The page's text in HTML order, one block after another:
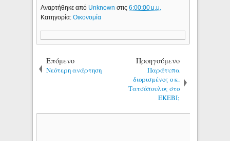
Αναρτήθηκε από Unknownστις6:00:00 μ.μ.
Κατηγορία:Οικονομία
Επόμενο
Νεότερη ανάρτηση
Προηγούμενο
Παράτυπα
διορισμένος ο κ.
Τατσόπουλος στο
ΕΚΕΒΙ;